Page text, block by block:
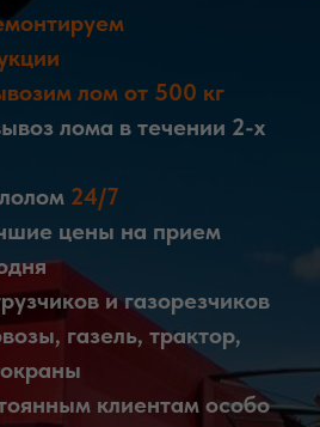
лом от 500 кг
лома в течении 2-х
24/7
цены на прием
и газорезчиков
газель, трактор,
клиентам особо